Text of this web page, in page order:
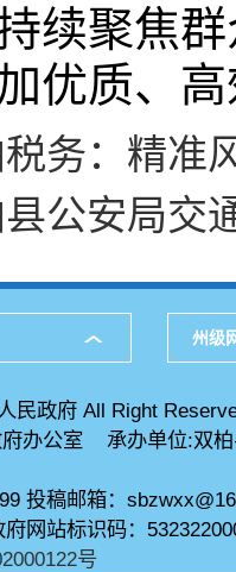
续聚焦
优质、
务：精准
公安局交
州级
民政府 All Right
府办公室 承办单位:双
投稿邮箱：
府网站标识码：
号